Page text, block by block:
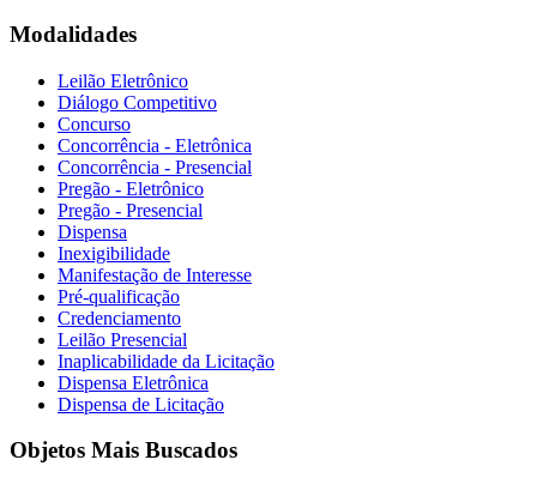
Modalidades
Leilão Eletrônico
Diálogo Competitivo
Concurso
Concorrência - Eletrônica
Concorrência - Presencial
Pregão - Eletrônico
Pregão - Presencial
Dispensa
Inexigibilidade
Manifestação de Interesse
Pré-qualificação
Credenciamento
Leilão Presencial
Inaplicabilidade da Licitação
Dispensa Eletrônica
Dispensa de Licitação
Objetos Mais Buscados